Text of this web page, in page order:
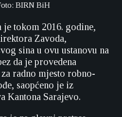
BIRN BiH
je tokom 2016. godine,
Zavoda,
sina u ovu ustanovu na
da je provedena
radno mjesto robno-
saopćeno je iz
Kantona Sarajevo.